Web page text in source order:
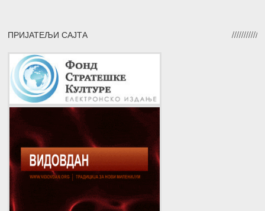
ПРИЈАТЕЉИ САЈТА